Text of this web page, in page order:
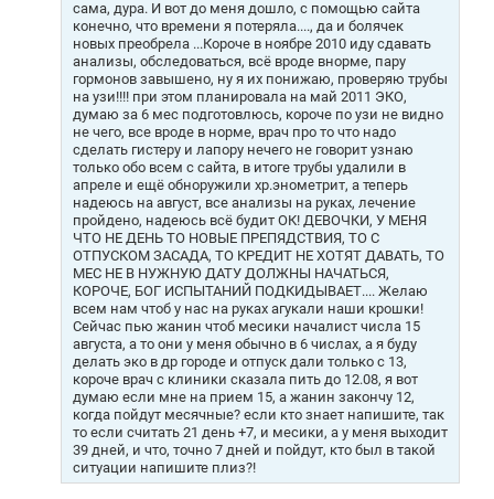
сама, дура. И вот до меня дошло, с помощью сайта
конечно, что времени я потеряла...., да и болячек
новых преобрела ...Короче в ноябре 2010 иду сдавать
анализы, обследоваться, всё вроде внорме, пару
гормонов завышено, ну я их понижаю, проверяю трубы
на узи!!!! при этом планировала на май 2011 ЭКО,
думаю за 6 мес подготовлюсь, короче по узи не видно
не чего, все вроде в норме, врач про то что надо
сделать гистеру и лапору нечего не говорит узнаю
только обо всем с сайта, в итоге трубы удалили в
апреле и ещё обноружили хр.энометрит, а теперь
надеюсь на август, все анализы на руках, лечение
пройдено, надеюсь всё будит ОК! ДЕВОЧКИ, У МЕНЯ
ЧТО НЕ ДЕНЬ ТО НОВЫЕ ПРЕПЯДСТВИЯ, ТО С
ОТПУСКОМ ЗАСАДА, ТО КРЕДИТ НЕ ХОТЯТ ДАВАТЬ, ТО
МЕС НЕ В НУЖНУЮ ДАТУ ДОЛЖНЫ НАЧАТЬСЯ,
КОРОЧЕ, БОГ ИСПЫТАНИЙ ПОДКИДЫВАЕТ.... Желаю
всем нам чтоб у нас на руках агукали наши крошки!
Сейчас пью жанин чтоб месики началист числа 15
августа, а то они у меня обычно в 6 числах, а я буду
делать эко в др городе и отпуск дали только с 13,
короче врач с клиники сказала пить до 12.08, я вот
думаю если мне на прием 15, а жанин закончу 12,
когда пойдут месячные? если кто знает напишите, так
то если считать 21 день +7, и месики, а у меня выходит
39 дней, и что, точно 7 дней и пойдут, кто был в такой
ситуации напишите плиз?!